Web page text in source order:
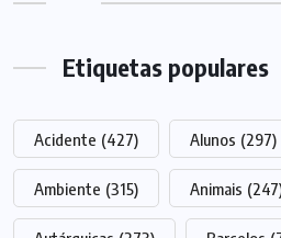
Etiquetas populares
Acidente (427) Alunos (297)
Ambiente (315) Animais